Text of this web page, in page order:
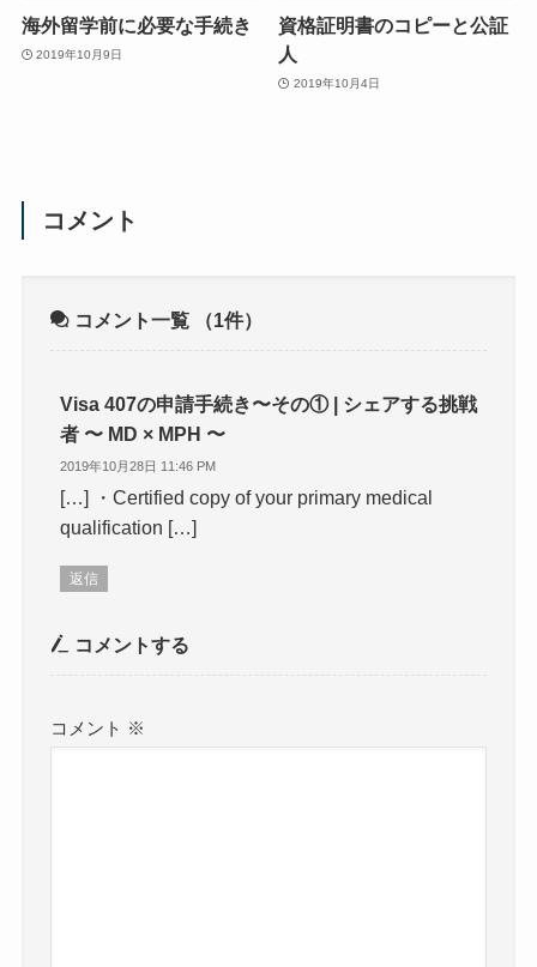
海外留学前に必要な手続き
2019年10月9日
資格証明書のコピーと公証
人
2019年10月4日
コメント
コメント一覧 （1件）
Visa 407の申請手続き〜その① | シェアする挑戦
者 〜 MD × MPH 〜
2019年10月28日 11:46 PM
[…] ・Certified copy of your primary medical
qualification […]
返信
コメントする
コメント ※